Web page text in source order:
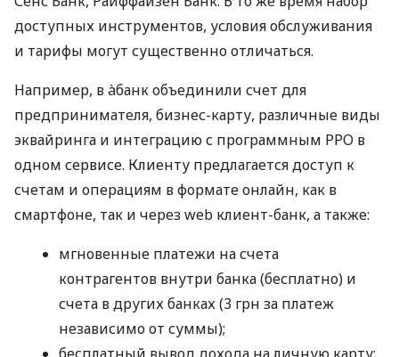
доступных инструментов, условия обслуживания
и тарифы могут существенно отличаться.
Например, в àбанк объединили счет для
предпринимателя, бизнес-карту, различные виды
эквайринга и интеграцию с программным РРО в
одном сервисе. Клиенту предлагается доступ к
счетам и операциям в формате онлайн, как в
смартфоне, так и через web клиент-банк, а также:
мгновенные платежи на счета
контрагентов внутри банка (бесплатно) и
счета в других банках (3 грн за платеж
независимо от суммы);